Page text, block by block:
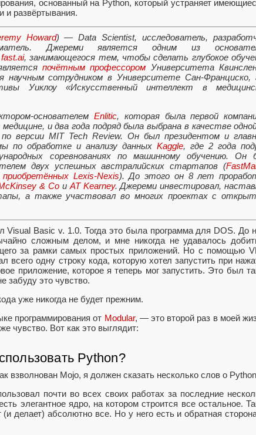
основанный на Python, который устраняет
и развёртывания.
Howard) — Data Scientist, исследователь,
Джереми является одним из
fast.ai, занимающегося тем, чтобы сделать глубокое
почётным профессором Университета
сотрудником в Университете Сан‑Франциско,
Уиклоу «Искусственный интеллект в
Enlitic, которая была первой
и два года подряд была выбрана в качестве
версии MIT Tech Review. Он был президентом и
по обработке и анализу данных Kaggle, где 2 года
соревнованиях по машинному обучению. Он
двух успешных австралийских стартапов (
приобретённых Lexis‑Nexis). До этого он 8 лет
& Co и AT Kearney. Джереми инвестировал,
а также участвовал во многих проектах с
Visual Basic v. 1.0. Тогда это была программа для DOS. До
сложным делом, и мне никогда не удавалось
за рамки самых простых приложений. Но с помощью
всего одну строку кода, которую хотел запустить при
приложение, которое я теперь мог запустить. Это был
забуду это чувство.
уже никогда не будет прежним.
программирования от Modular, — это второй раз в моей
чувство. Вот как это выглядит:
Python?
взволнован Mojo, я должен сказать несколько слов о
почти во всех своих работах за последние
элегантное ядро, на котором строится все остальное.
(и делает) абсолютно все. Но у него есть и обратная